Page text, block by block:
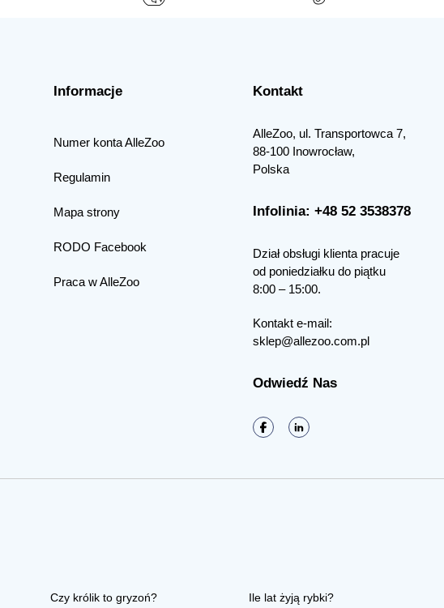
Informacje
Numer konta AlleZoo
Regulamin
Mapa strony
RODO Facebook
Praca w AlleZoo
Kontakt
AlleZoo, ul. Transportowca 7,
88-100 Inowrocław,
Polska
Infolinia: +48 52 3538378
Dział obsługi klienta pracuje
od poniedziałku do piątku
8:00 – 15:00.
Kontakt e-mail:
sklep@allezoo.com.pl
Odwiedź Nas
Czy królik to gryzoń? Ile lat żyją rybki?